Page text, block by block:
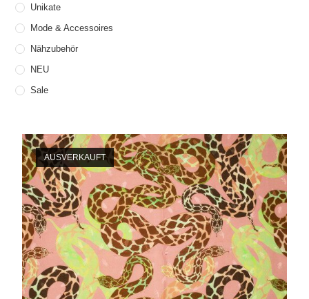
Unikate
Mode & Accessoires
Nähzubehör
NEU
Sale
AUSVERKAUFT